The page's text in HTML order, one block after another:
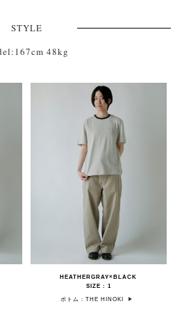
STYLE
48kg
HEATHERGRAY×BLACK
SIZE : 1
ボトム：THE HINOKI